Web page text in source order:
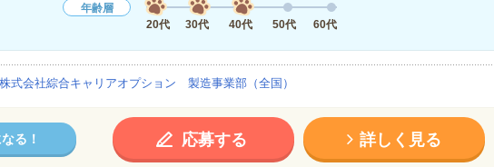
年齢層
20代
30代 40代 50代 60代
株式会社綜合キャリアオプション 製造事業部（全国）
る！ 応募する 詳しく見る